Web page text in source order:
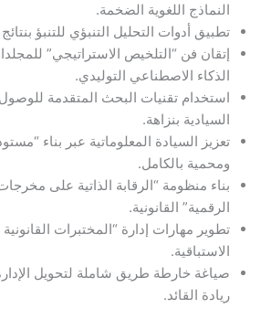
النماذج اللغوية الضخمة.
تطبيق أدوات التحليل التنبؤي للتنبؤ
إتقان فن “التلخيص الاستراتيجي”
الذكاء الاصطناعي التوليدي.
استخدام تقنيات البحث المتقدمة
السيادية بنزاهة.
تعزيز السيادة المعلوماتية عبر بناء
ومحمية بالكامل.
بناء منظومة “الرقابة الذاتية على
الرقمية” القانونية.
تطوير مهارات إدارة “المختبرات
الاستباقية.
صياغة خارطة طريق شاملة لتحويل
ريادة القائد.